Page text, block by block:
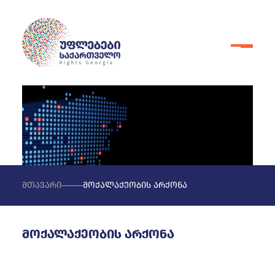
მთავარი მოქალაქეობის არქონა
მოქალაქეობის არქონა